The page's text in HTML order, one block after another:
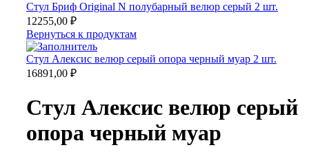
Стул Бриф Original N полубарный велюр серый 2 шт.
12255,00 ₽
Вернуться к продуктам
Стул Алексис велюр серый опора черный муар 2 шт.
16891,00 ₽
Стул Алексис велюр серый
опора черный муар